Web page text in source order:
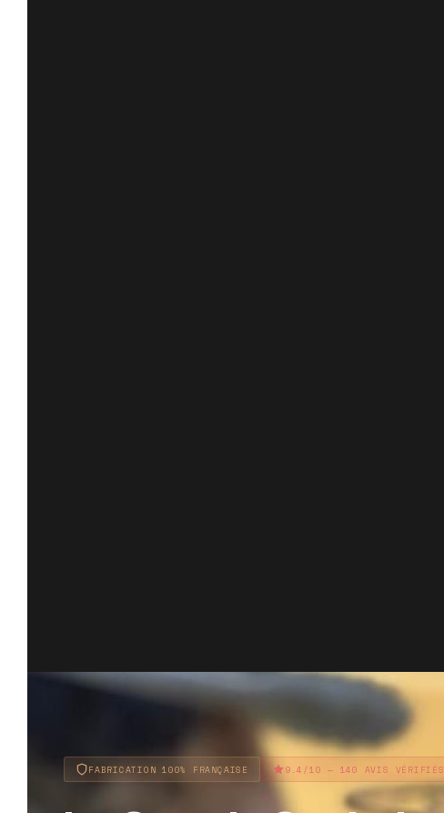
FABRICATION 100% FRANÇAISE 9.4/10 — 140 AVIS VÉRIFIÉS